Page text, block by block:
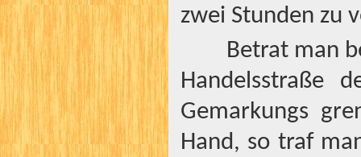
zwei Stunden zu
Betrat man
Handelsstraße
Gemarkungs
Hand, so traf